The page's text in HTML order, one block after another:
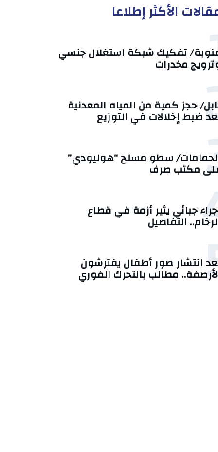
الأكثر إطلاعا
تفكيك شبكة استغلال جنسي
مخدرات
حجز كمية من المياه المعدنية
ضبط إخلالات في التوزيع
سطو مسلح “هوليودي”
مكتب صرف
جبائي يثير أزمة في قطاع
التفاصيل
انتشار صور أطفال يفترشون
مطالب بالتحرك الفوري